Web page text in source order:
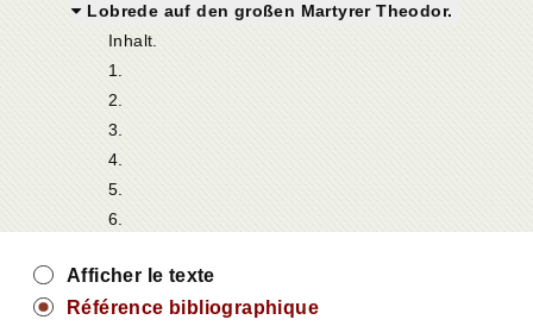
Lobrede auf den großen Martyrer Theodor.
Inhalt.
1.
2.
3.
4.
5.
6.
Afficher le texte
Référence bibliographique